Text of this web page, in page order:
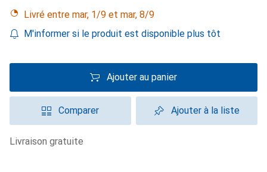
Livré entre mar, 1/9 et mar, 8/9
M'informer si le produit est disponible plus tôt
Ajouter au panier
Comparer Ajouter à la liste
livraison gratuite